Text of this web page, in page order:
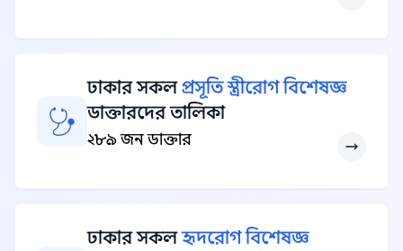
ঢাকার সকলপ্রসূতি স্ত্রীরোগ বিশেষজ্ঞ
ডাক্তারদের তালিকা
২৮৯ জন ডাক্তার
ঢাকার সকলহৃদরোগ বিশেষজ্ঞ